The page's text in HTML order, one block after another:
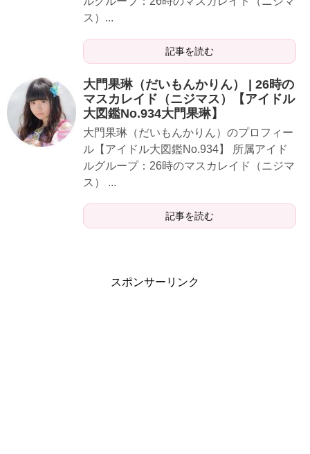
ス）...
記事を読む
​大門果琳（だいもんかりん） | 26時の
マスカレイド（ニジマス）【アイドル
大図鑑No.934​大門果琳】
​​​大門果琳（だいもんかりん）のプロフィー
ル【アイドル大図鑑No.934】 所属アイド
ルグループ：26時のマスカレイド（ニジマ
ス） ...
記事を読む
スポンサーリンク